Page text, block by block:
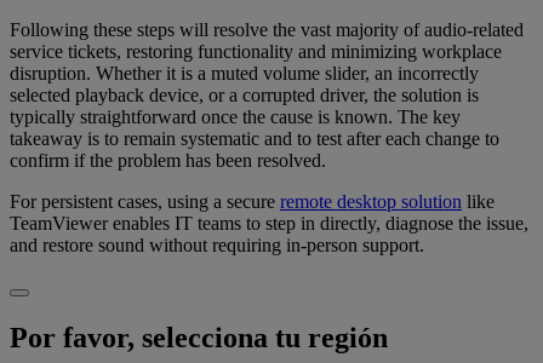
Following these steps will resolve the vast majority of audio-related
service tickets, restoring functionality and minimizing workplace
disruption. Whether it is a muted volume slider, an incorrectly
selected playback device, or a corrupted driver, the solution is
typically straightforward once the cause is known. The key
takeaway is to remain systematic and to test after each change to
confirm if the problem has been resolved.
For persistent cases, using a secure remote desktop solution like
TeamViewer enables IT teams to step in directly, diagnose the issue,
and restore sound without requiring in-person support.
Por favor, selecciona tu región